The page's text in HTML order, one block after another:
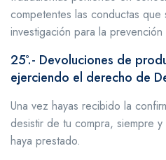
competentes las conductas
investigación para la
25º.- Devoluciones de
ejerciendo el derecho de
Una vez hayas recibido la
desistir de tu compra, siempre
haya prestado.